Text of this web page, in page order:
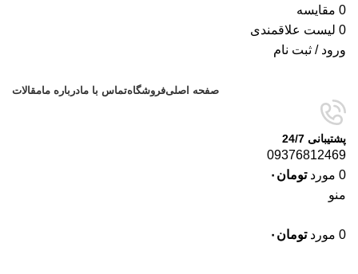
0 مقایسه
0 لیست علاقمندی
ورود / ثبت نام
صفحه اصلیفروشگاهتماس با مادرباره مامقالات
پشتیبانی 24/7
09376812469
0 مورد تومان ۰
منو
0 مورد تومان ۰